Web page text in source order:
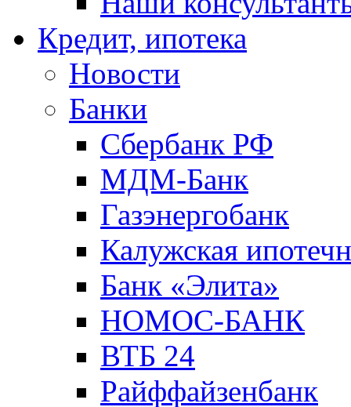
Кредит, ипотека
Новости
Банки
Сбербанк РФ
МДМ-Банк
Газэнергобанк
Калужская
Банк «Элита»
НОМОС-БАНК
ВТБ 24
Райффайзенбанк